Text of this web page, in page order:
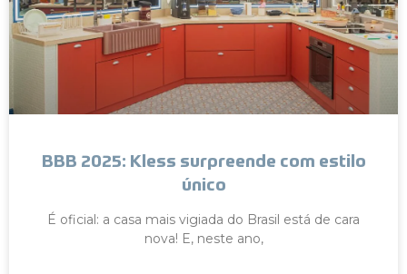
BBB 2025: Kless surpreende com estilo
único
É oficial: a casa mais vigiada do Brasil está de cara
nova! E, neste ano,